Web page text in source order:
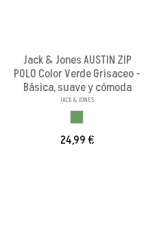
Jack & Jones AUSTIN ZIP
POLO Color Verde Grisaceo -
Básica, suave y cómoda
JACK & JONES
24,99 €